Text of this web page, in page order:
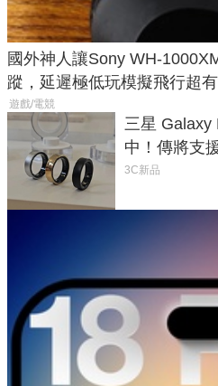
國外神人讓Sony WH-
蹤，延遲極低玩模擬飛行超
遊戲/電競
三星 Galaxy
中！傳將支
與智慧家電
3C新品